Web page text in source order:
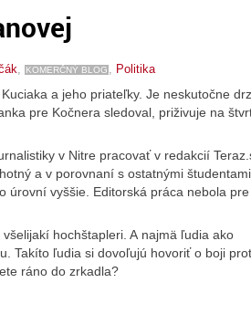
KOMERČNÝ BLOG Politika
a jeho priateľky. Je neskutočne
pre Kočnera sledoval, priživuje na
v Nitre pracovať v redakcií
a v porovnaní s ostatnými
vyššie. Editorská práca nebola pre
hochštapleri. A najmä ľudia ako
Takíto ľudia si dovoľujú hovoriť o boji
ráno do zrkadla?